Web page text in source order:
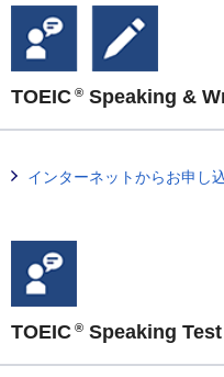
TOEIC ® Speaking &
インターネットからお申し
TOEIC ® Speaking Test